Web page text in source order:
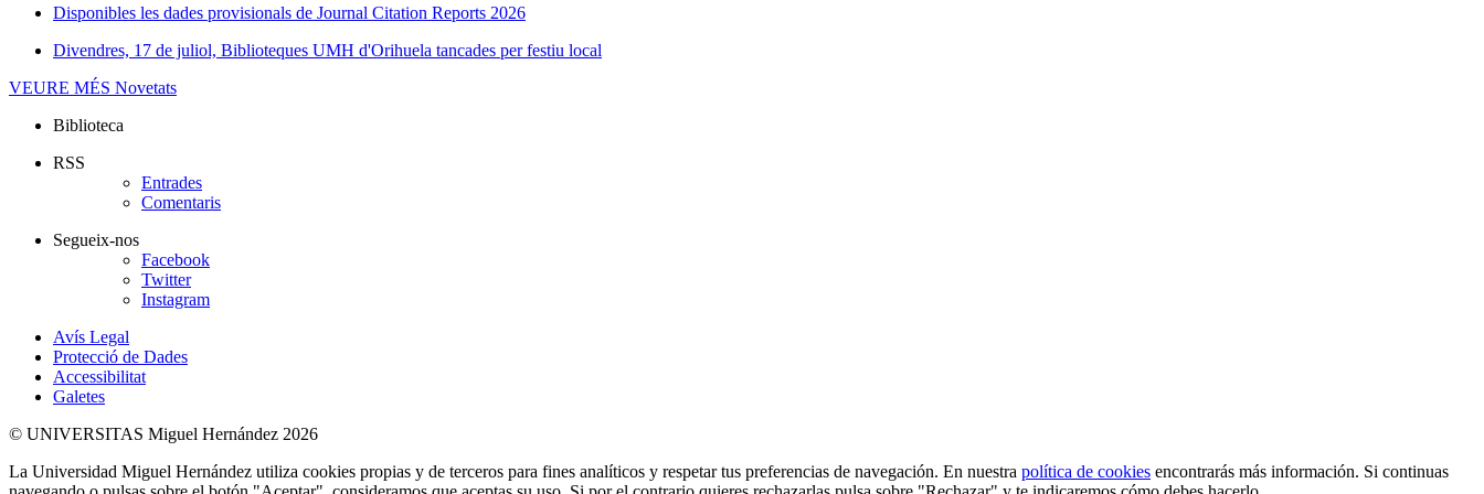
Disponibles les dades provisionals de Journal Citation Reports 2026
Divendres, 17 de juliol, Biblioteques UMH d'Orihuela tancades per festiu local
VEURE MÉS Novetats
Biblioteca
RSS
Entrades
Comentaris
Segueix-nos
Facebook
Twitter
Instagram
Avís Legal
Protecció de Dades
Accessibilitat
Galetes
© UNIVERSITAS Miguel Hernández 2026
La Universidad Miguel Hernández utiliza cookies propias y de terceros para fines analíticos y respetar tus preferencias de navegación. En nuestra política de cookies encontrarás más información. Si continuas